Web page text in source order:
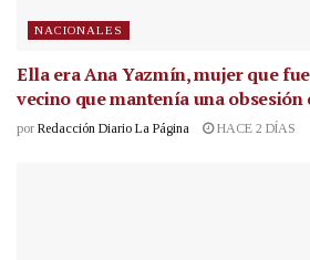
NACIONALES
Ella era Ana Yazmín, mujer que
vecino que mantenía una obsesión
por Redacción Diario La Página HACE 2 DÍAS